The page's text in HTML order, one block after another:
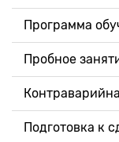
Программа
Пробное
Подготовка к